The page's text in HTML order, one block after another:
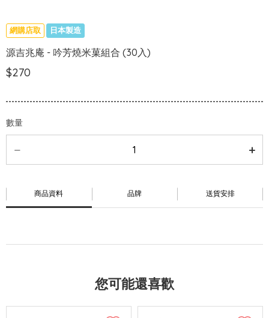
網購店取 日本製造
源吉兆庵 - 吟芳燒米菓組合 (30入)
$270
數量
商品資料 品牌 送貨安排
您可能還喜歡